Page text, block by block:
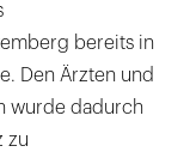
bereits in
Den Ärzten und
wurde dadurch
zu